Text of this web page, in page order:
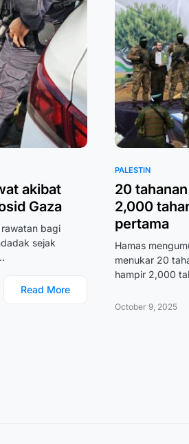
akibat
Gaza
bagi
sejak
Read More
PALESTIN
20
2,000
pertama
Hamas
menukar 20
hampir 2,000
October 9, 2025